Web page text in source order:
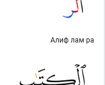
Алиф лам ра